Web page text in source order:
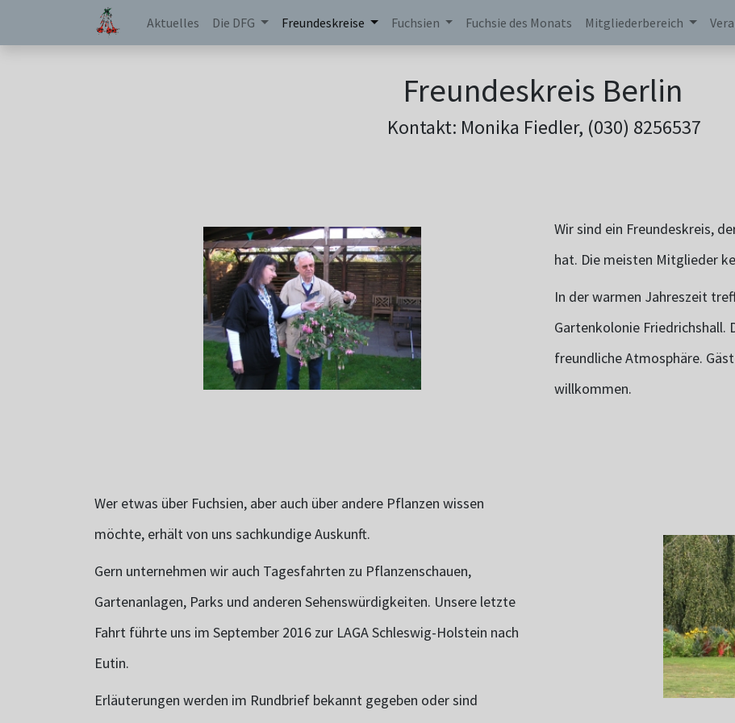
Aktuelles Die DFG Freundeskreise Fuchsien Fuchsie des Monats Mitgliederbereich
Freundeskreis Berlin
Kontakt: Monika Fiedler, (030) 8256537
Wir sind ein Freundeskreis,
hat. Die meisten Mitglieder
In der warmen Jahreszeit
Gartenkolonie Friedrichshall.
freundliche Atmosphäre.
willkommen.
Wer etwas über Fuchsien, aber auch über andere Pflanzen wissen
möchte, erhält von uns sachkundige Auskunft.
Gern unternehmen wir auch Tagesfahrten zu Pflanzenschauen,
Gartenanlagen, Parks und anderen Sehenswürdigkeiten. Unsere letzte
Fahrt führte uns im September 2016 zur LAGA Schleswig-Holstein nach
Eutin.
Erläuterungen werden im Rundbrief bekannt gegeben oder sind